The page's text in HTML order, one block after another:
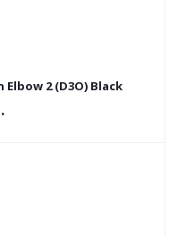
2 (D3O) Black